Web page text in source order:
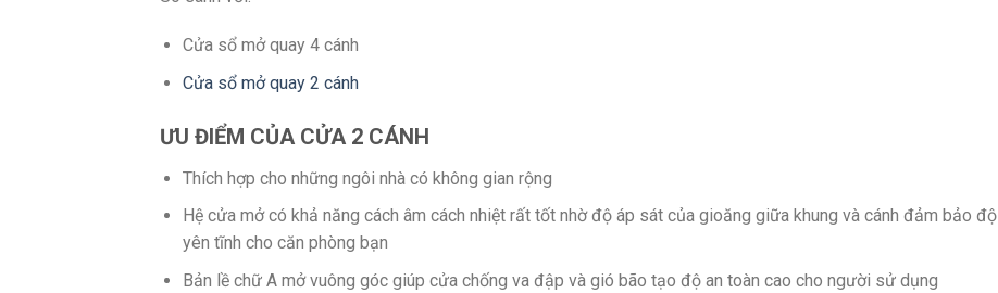
Cửa sổ mở quay 4 cánh
Cửa sổ mở quay 2 cánh
ƯU ĐIỂM CỦA CỬA 2 CÁNH
Thích hợp cho những ngôi nhà có không gian rộng
Hệ cửa mở có khả năng cách âm cách nhiệt rất tốt nhờ độ áp sát của gioăng giữa khung và cánh đảm bảo độ
yên tĩnh cho căn phòng bạn
Bản lề chữ A mở vuông góc giúp cửa chống va đập và gió bão tạo độ an toàn cao cho người sử dụng